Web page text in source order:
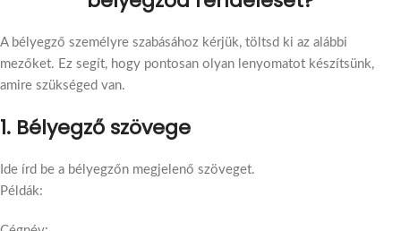
A bélyegző személyre szabásához kérjük, töltsd ki az alábbi
mezőket. Ez segít, hogy pontosan olyan lenyomatot készítsünk,
amire szükséged van.
1. Bélyegző szövege
Ide írd be a bélyegzőn megjelenő szöveget.
Példák: